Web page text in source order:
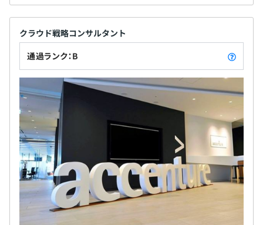
クラウド戦略コンサルタント
通過ランク：B